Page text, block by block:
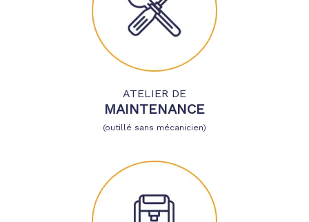
ATELIER DE
MAINTENANCE
(outillé sans mécanicien)